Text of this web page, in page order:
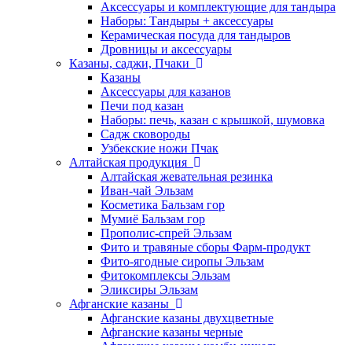
Аксессуары и комплектующие для тандыра
Наборы: Тандыры + аксессуары
Керамическая посуда для тандыров
Дровницы и аксессуары
Казаны, саджи, Пчаки
Казаны
Аксессуары для казанов
Печи под казан
Наборы: печь, казан с крышкой, шумовка
Садж сковороды
Узбекские ножи Пчак
Алтайская продукция
Алтайская жевательная резинка
Иван-чай Эльзам
Косметика Бальзам гор
Мумиё Бальзам гор
Прополис-спрей Эльзам
Фито и травяные сборы Фарм-продукт
Фито-ягодные сиропы Эльзам
Фитокомплексы Эльзам
Эликсиры Эльзам
Афганские казаны
Афганские казаны двухцветные
Афганские казаны черные